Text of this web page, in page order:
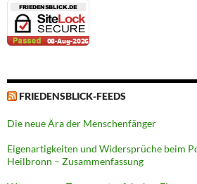
FRIEDENSBLICK-FEEDS
Die neue Ära der Menschenfänger
Eigenartigkeiten und Widersprüche beim
Heilbronn – Zusammenfassung